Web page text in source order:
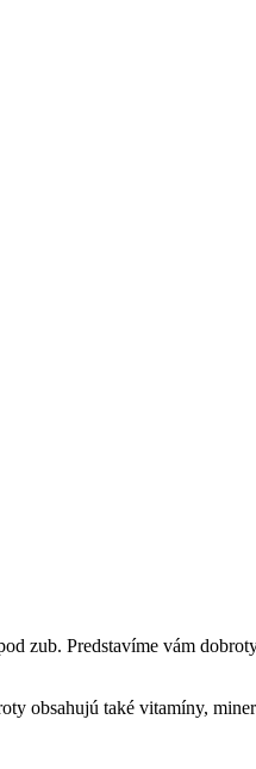
zub. Predstavíme vám
obsahujú také vitamíny,